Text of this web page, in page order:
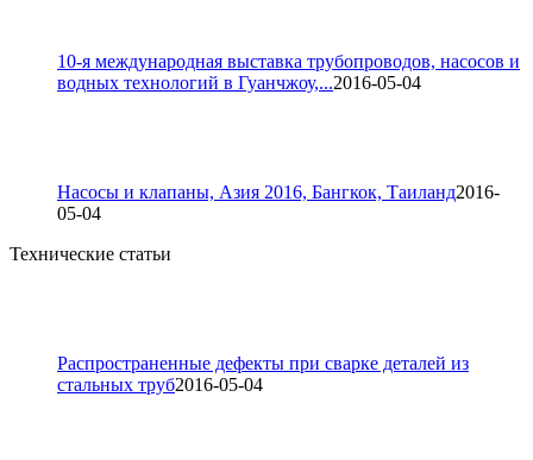
10-я международная выставка трубопроводов, насосов и
водных технологий в Гуанчжоу,...2016-05-04
Насосы и клапаны, Азия 2016, Бангкок, Таиланд2016-
05-04
Технические статьи
Распространенные дефекты при сварке деталей из
стальных труб2016-05-04